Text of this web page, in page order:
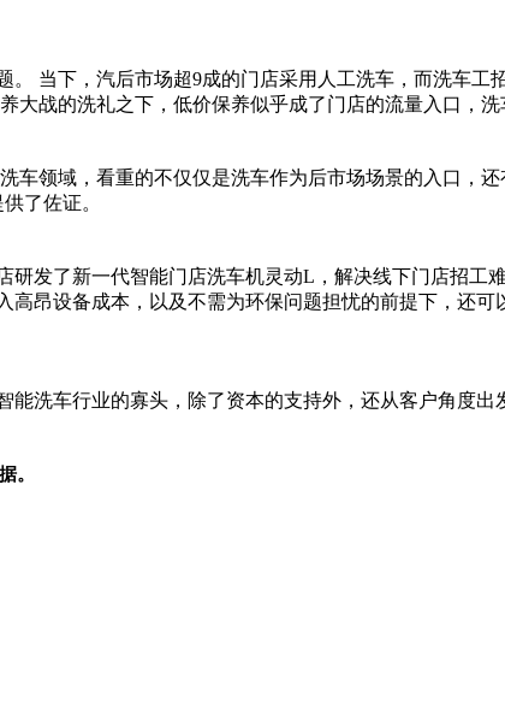
当下，汽后市场超9成的门店采用人工洗车，而洗车
大战的洗礼之下，低价保养似乎成了门店的流量入口，
车领域，看重的不仅仅是洗车作为后市场场景的入口，
了佐证。
发了新一代智能门店洗车机灵动L，解决线下门店招工
高昂设备成本，以及不需为环保问题担忧的前提下，还
洗车行业的寡头，除了资本的支持外，还从客户角度
。